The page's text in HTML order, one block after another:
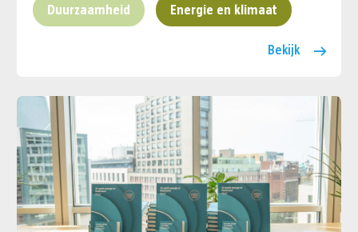
Duurzaamheid Energie en klimaat
Bekijk